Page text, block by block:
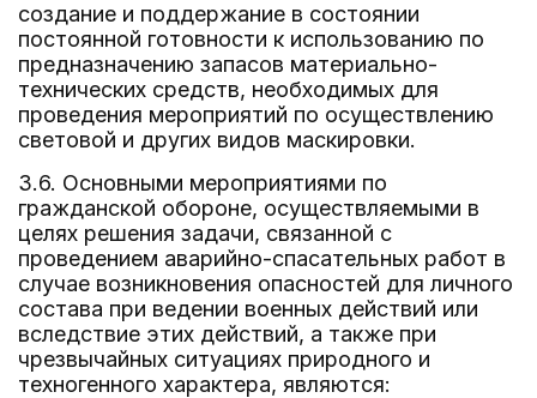
создание и поддержание в состоянии
постоянной готовности к использованию по
предназначению запасов материально-
технических средств, необходимых для
проведения мероприятий по осуществлению
световой и других видов маскировки.
3.6. Основными мероприятиями по
гражданской обороне, осуществляемыми в
целях решения задачи, связанной с
проведением аварийно-спасательных работ в
случае возникновения опасностей для личного
состава при ведении военных действий или
вследствие этих действий, а также при
чрезвычайных ситуациях природного и
техногенного характера, являются: